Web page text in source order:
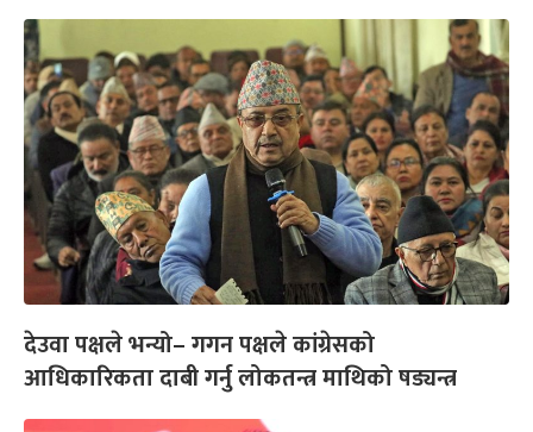
देउवा पक्षले भन्यो– गगन पक्षले कांग्रेसको
आधिकारिकता दाबी गर्नु लोकतन्त्र माथिको षड्यन्त्र